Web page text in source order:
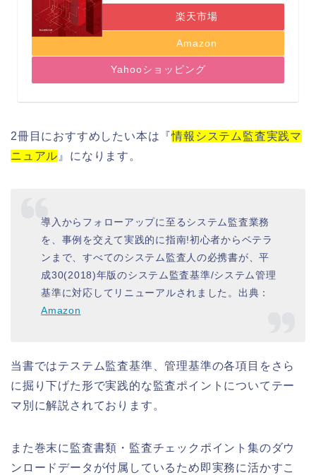
楽天市場
Amazon
Yahooショッピング
2冊目におすすめしたい本は『情報システム監査実践マ
ニュアル』になります。
導入からフォローアップに至るシステム監査業務
を、事例を交えて実践的に指南!初心者からベテラ
ンまで、すべてのシステム監査人の必携書が、平
成30(2018)年版のシステム監査基準/システム管理
基準に対応してリニューアルされました。出典：
Amazon
当書ではテステム監査基準、管理基準の各項目をさら
に掘り下げた形で実践的な監査ポイントについてテー
マ別に解説されております。
また巻末に監査書類・監査チェックポイント集のダウ
ンロードデータが付属しているため即実務に活かすこ